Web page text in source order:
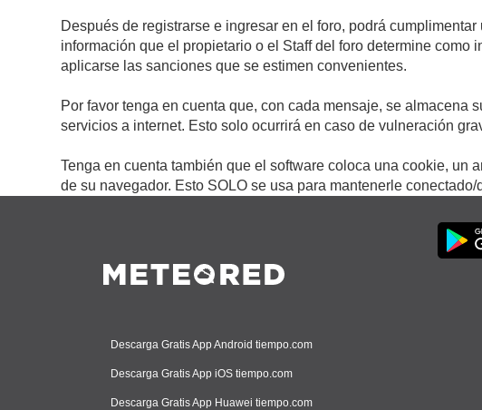
Después de registrarse e ingresar en el foro, podrá
información que el propietario o el Staff del foro determine
aplicarse las sanciones que se estimen convenientes.
Por favor tenga en cuenta que, con cada mensaje, se almacena
servicios a internet. Esto solo ocurrirá en caso de vulneración
Tenga en cuenta también que el software coloca una cookie, un
de su navegador. Esto SOLO se usa para mantenerle
Descarga Gratis App Android tiempo.com
Descarga Gratis App iOS tiempo.com
Descarga Gratis App Huawei tiempo.com